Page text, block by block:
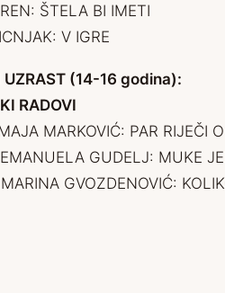
ŠTELA BI IMETI
V IGRE
UZRAST (14-16 godina):
RADOVI
MARKOVIĆ: PAR RIJEČI
GUDELJ: MUKE
GVOZDENOVIĆ: